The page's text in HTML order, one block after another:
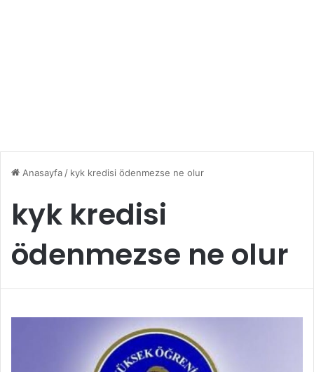
Anasayfa / kyk kredisi ödenmezse ne olur
kyk kredisi
ödenmezse ne olur